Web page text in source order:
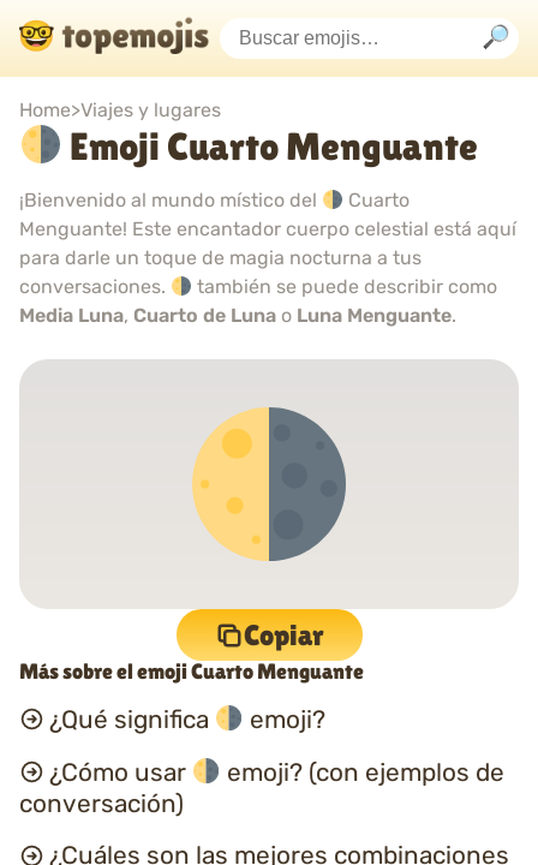
Home>Viajes y lugares
Emoji Cuarto Menguante
¡Bienvenido al mundo místico del
Cuarto
Menguante! Este encantador cuerpo celestial está aquí
para darle un toque de magia nocturna a tus
conversaciones.
también se puede describir como
Media Luna, Cuarto de Luna o Luna Menguante.
Copiar
Más sobre el emoji Cuarto Menguante
¿Qué significa
emoji?
¿Cómo usar
emoji? (con ejemplos de
conversación)
¿Cuáles son las mejores combinaciones